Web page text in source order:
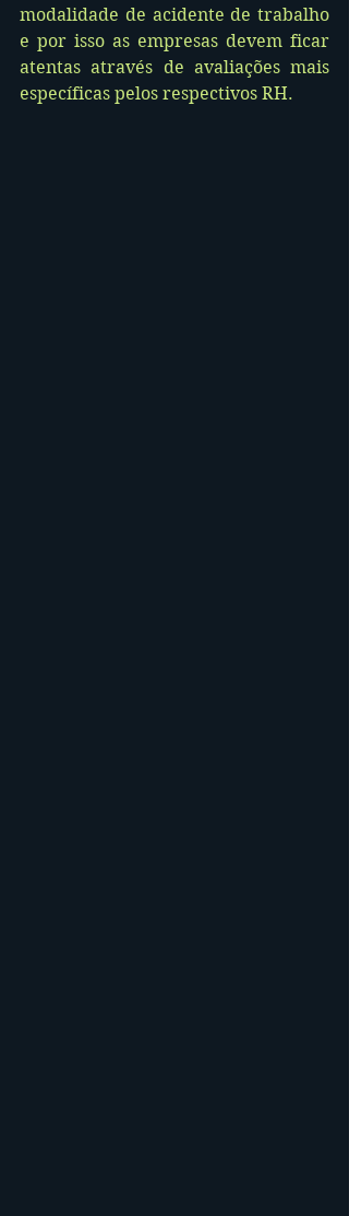
modalidade de acidente de trabalho
e por isso as empresas devem ficar
atentas através de avaliações mais
específicas pelos respectivos RH.